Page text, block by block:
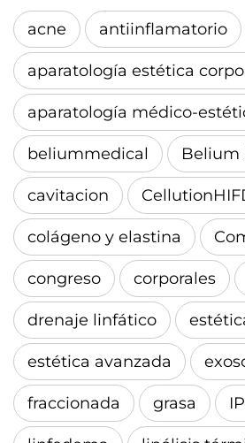
acne antiinflamatorio
aparatología estética
aparatología médico-
beliummedical Belium
cavitacion
colágeno y elastina
congreso corporales
drenaje linfático
estética avanzada
fraccionada grasa